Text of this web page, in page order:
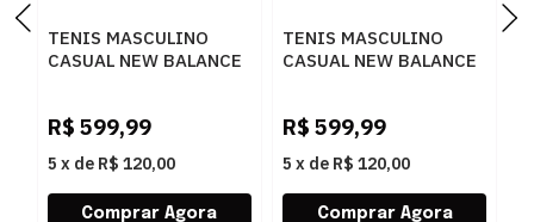
TENIS MASCULINO
CASUAL NEW BALANCE
R$ 599,99
5 x de R$ 120,00
TENIS MASCULINO
CASUAL NEW BALANCE
R$ 599,99
5 x de R$ 120,00